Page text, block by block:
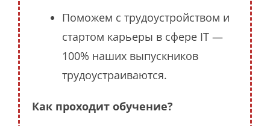
Поможем с трудоустройством и
стартом карьеры в сфере IT —
100% наших выпускников
трудоустраиваются.
Как проходит обучение?